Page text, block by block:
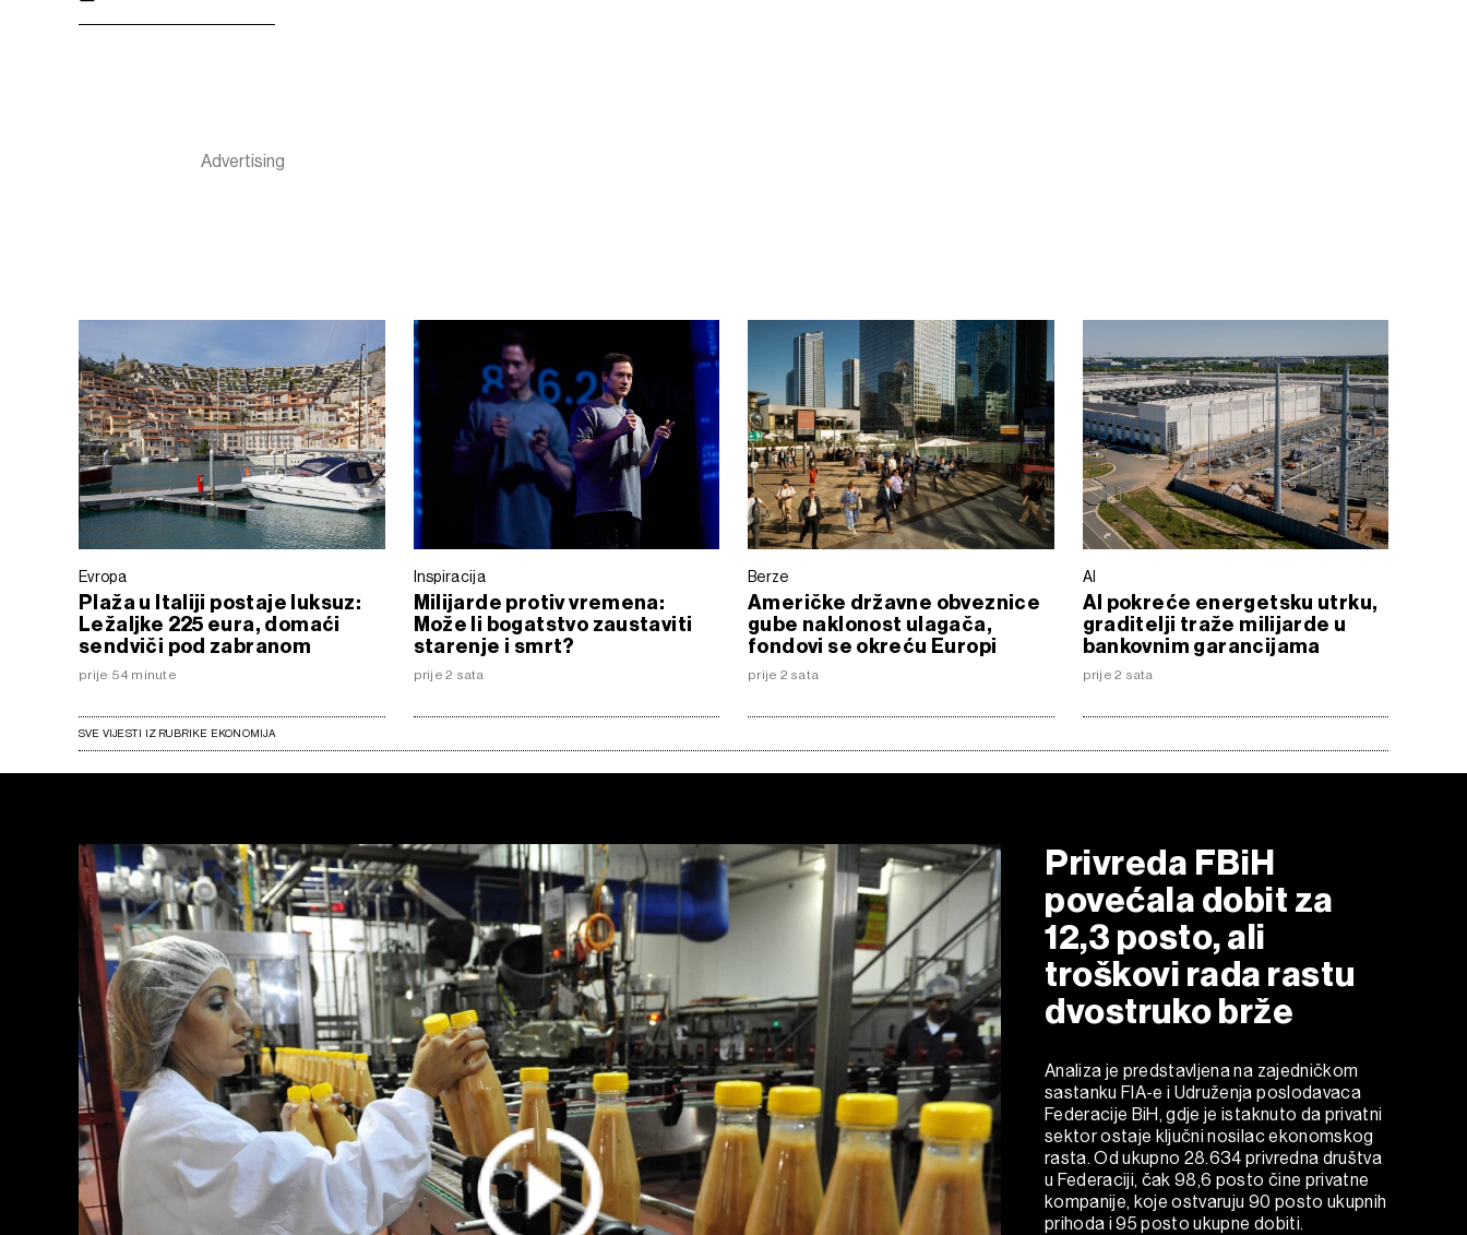
Evropa
Plaža u Italiji postaje luksuz:
Ležaljke 225 eura, domaći
sendviči pod zabranom
prije 54 minute
Inspiracija
Milijarde protiv vremena:
Može li bogatstvo zaustaviti
starenje i smrt?
prije 2 sata
Berze
Američke državne obveznice
gube naklonost ulagača,
fondovi se okreću Europi
prije 2 sata
AI
AI pokreće energetsku utrku,
graditelji traže milijarde u
bankovnim garancijama
prije 2 sata
SVE VIJESTI IZ RUBRIKE EKONOMIJA
Privreda FBiH
povećala dobit za
12,3 posto, ali
troškovi rada rastu
dvostruko brže
Analiza je predstavljena na zajedničkom
sastanku FIA-e i Udruženja poslodavaca
Federacije BiH, gdje je istaknuto da privatni
sektor ostaje ključni nosilac ekonomskog
rasta. Od ukupno 28.634 privredna društva
u Federaciji, čak 98,6 posto čine privatne
kompanije, koje ostvaruju 90 posto ukupnih
prihoda i 95 posto ukupne dobiti.